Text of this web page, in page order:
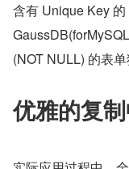
含有 Unique Key 的
(NOT NULL) 的表
优雅的复